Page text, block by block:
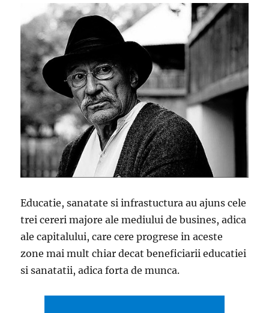
Educatie, sanatate si infrastuctura au ajuns cele
trei cereri majore ale mediului de busines, adica
ale capitalului, care cere progrese in aces­te
zone mai mult chiar decat beneficiarii edu­ca­tiei
si sanatatii, adica forta de munca.